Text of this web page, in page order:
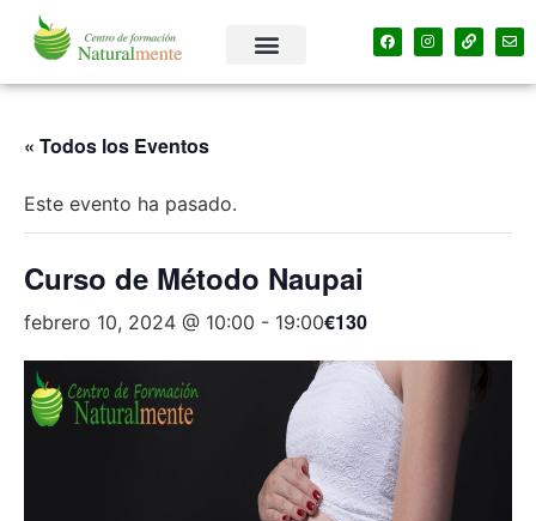
« Todos los Eventos
Este evento ha pasado.
Curso de Método Naupai
febrero 10, 2024 @ 10:00 - 19:00€130